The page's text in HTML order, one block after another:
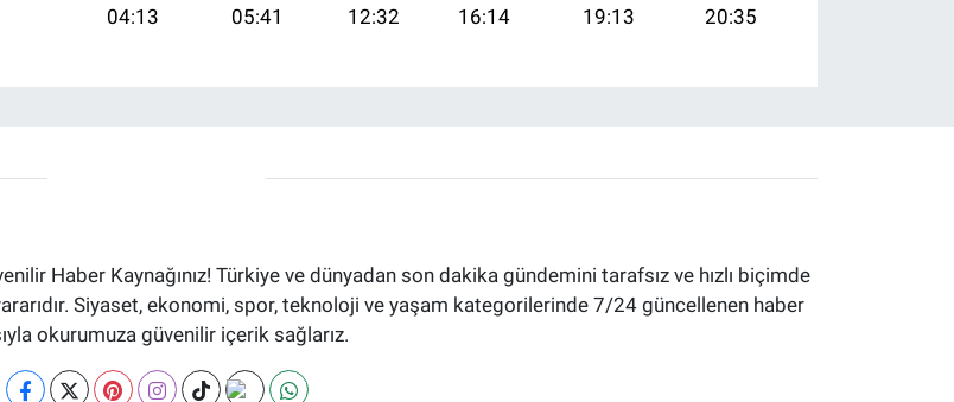
04:13 05:41 12:32 16:14 19:13 20:35
Haber Kaynağınız! Türkiye ve dünyadan son dakika gündemini tarafsız ve hızlı biçimde
Siyaset, ekonomi, spor, teknoloji ve yaşam kategorilerinde 7/24 güncellenen haber
okurumuza güvenilir içerik sağlarız.